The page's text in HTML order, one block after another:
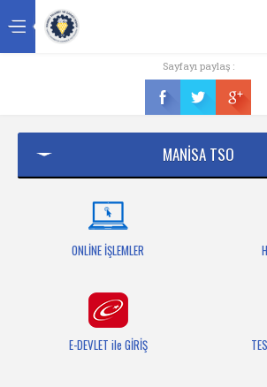
Üyelik
Bilgi Bankası
Sayfayı paylaş :
MANİSA TSO
ONLİNE İŞLEMLER
E-DEVLET ile GİRİŞ